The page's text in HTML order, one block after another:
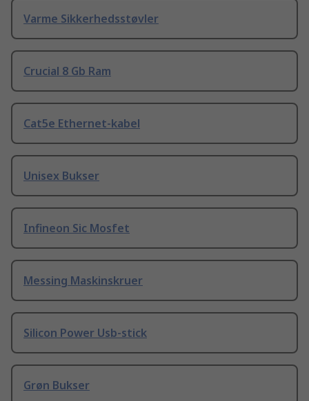
Varme Sikkerhedsstøvler
Crucial 8 Gb Ram
Cat5e Ethernet-kabel
Unisex Bukser
Infineon Sic Mosfet
Messing Maskinskruer
Silicon Power Usb-stick
Grøn Bukser